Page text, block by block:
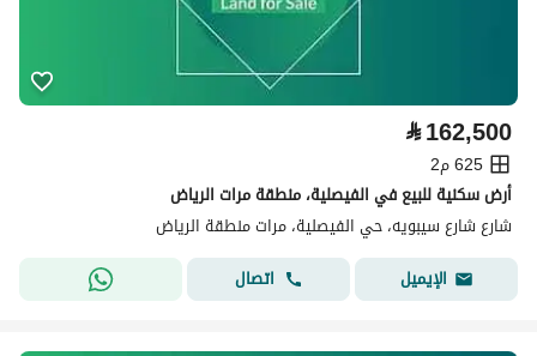
⃁162,500
625 م2
أرض سكنية للبيع في الفيصلية، منطقة مرات الرياض
شارع شارع سيبويه، حي الفيصلية، مرات منطقة الرياض
الإيميل
اتصال